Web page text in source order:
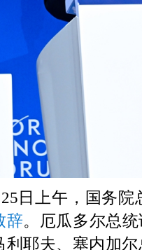
日上午，国务
辞。厄瓜多尔总
利耶夫、塞内加